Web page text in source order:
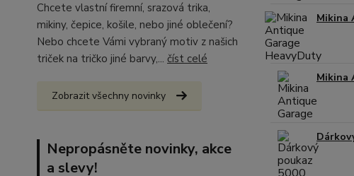
Chcete vlastní firemní, srazová trika,
mikiny, čepice, košile, nebo jiné oblečení?
Nebo chcete Vámi vybraný motiv z našich
triček na tričko jiné barvy,... číst celé
Zobrazit všechny novinky
Nepropásněte novinky, akce
a slevy!
Mikina
Mikina